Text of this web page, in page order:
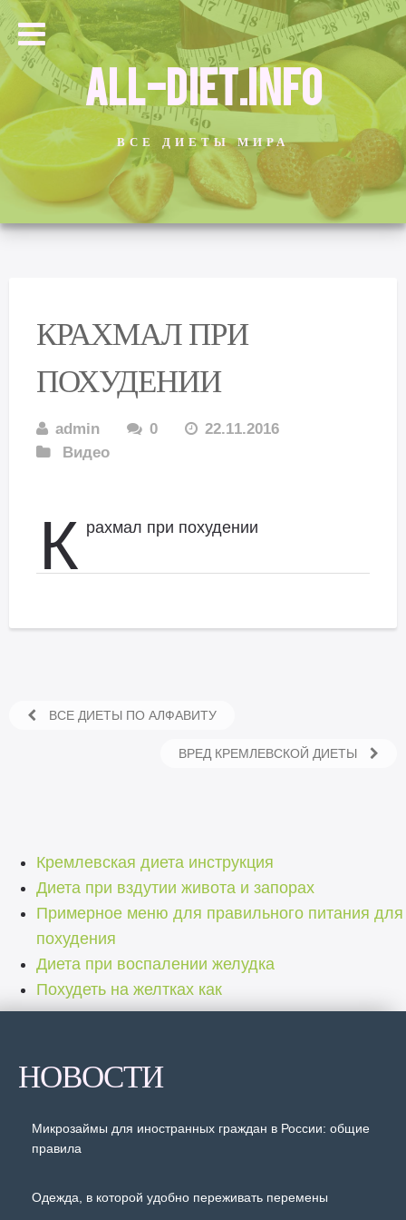
ALL-DIET.INFO
ВСЕ ДИЕТЫ МИРА
КРАХМАЛ ПРИ
ПОХУДЕНИИ
admin 0
22.11.2016
Видео
К рахмал при похудении
ВСЕ ДИЕТЫ ПО АЛФАВИТУ
ВРЕД КРЕМЛЕВСКОЙ ДИЕТЫ
Кремлевская диета инструкция
Диета при вздутии живота и запорах
Примерное меню для правильного питания для
похудения
Диета при воспалении желудка
Похудеть на желтках как
НОВОСТИ
Микрозаймы для иностранных граждан в России: общие
правила
Одежда, в которой удобно переживать перемены